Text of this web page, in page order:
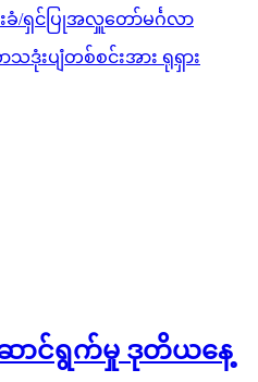
/ရှင်ပြုအလှူတော်မင်္ဂလာ
ဒုံးပျံတစ်စင်းအား ရုရှား
ာင်ရွက်မှု ဒုတိယနေ့